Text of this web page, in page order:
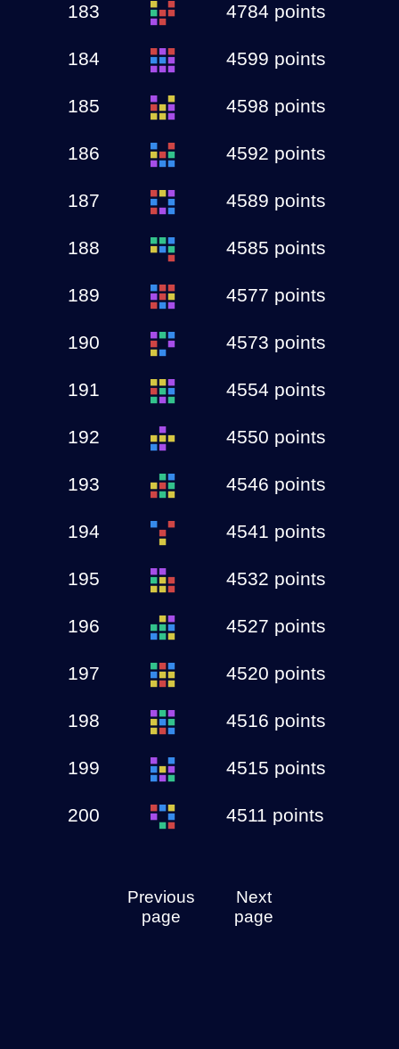
183 4784 points
184 4599 points
185 4598 points
186 4592 points
187 4589 points
188 4585 points
189 4577 points
190 4573 points
191 4554 points
192 4550 points
193 4546 points
194 4541 points
195 4532 points
196 4527 points
197 4520 points
198 4516 points
199 4515 points
200 4511 points
Previous
page
Next
page